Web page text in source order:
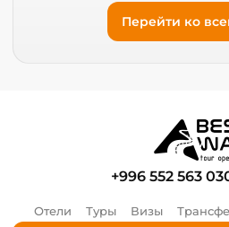
Перейти ко
+996 552 563
Отели Туры Визы